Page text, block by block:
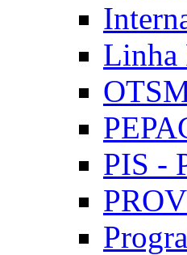
Linha
PIS -